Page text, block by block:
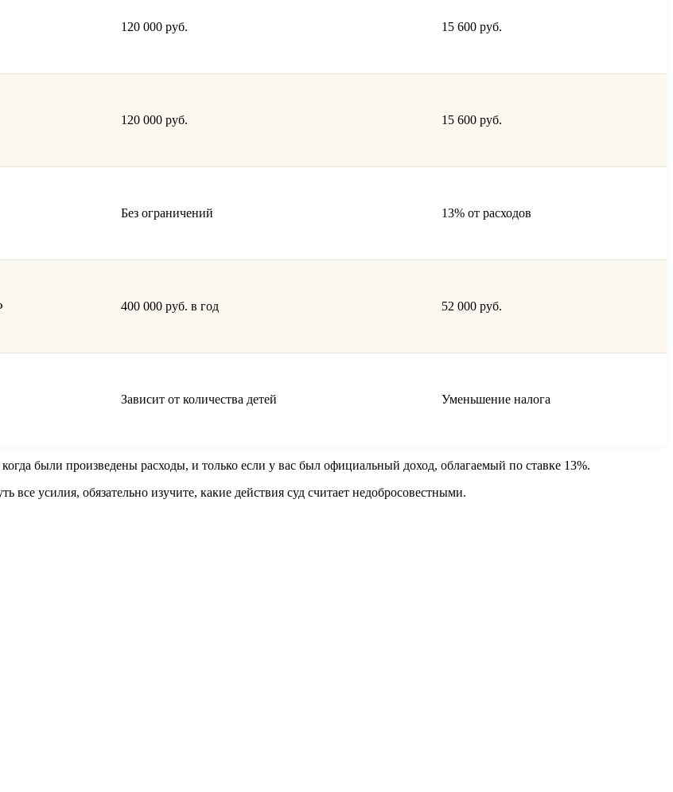
120 000 руб. 15 600 руб.
120 000 руб. 15 600 руб.
Без ограничений 13% от расходов
400 000 руб. в год 52 000 руб.
Зависит от количества детей Уменьшение налога
были произведены расходы, и только если у вас был официальный доход, облагаемый по ставке 13%.
усилия, обязательно изучите, какие действия суд считает недобросовестными.